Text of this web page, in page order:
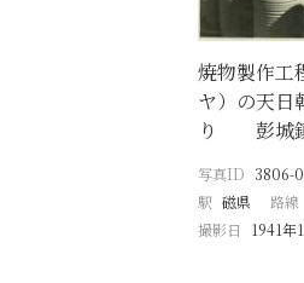
焼物製作
ヤ）の天日
り 彭城
写真ID 3806-
駅 磁県 路線
撮影日
1941年